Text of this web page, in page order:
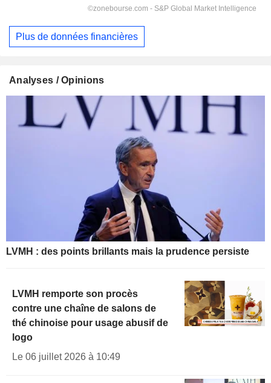
Plus de données financières
Analyses / Opinions
LVMH : des points brillants mais la prudence persiste
LVMH remporte son procès
contre une chaîne de salons de
thé chinoise pour usage abusif de
logo
Le 06 juillet 2026 à 10:49